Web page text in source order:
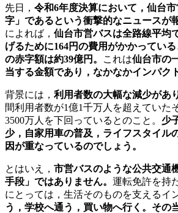
先日， 令和6年度決算において，仙台
字」であるという衝撃的なニュースが
によれば， 仙台市営バスは全路線平均
げるために164円の費用がかかってい
の赤字額は約39億円。
これは仙台市の
当する金額であり，なかなかインパク
背景には， 利用者数の大幅な減少があ
間利用者数が1億1千万人を超えていた
3500万人を下回っているとのこと。 少
少，自家用車の普及，ライフスタイル
因が重なっているのでしょう。
とはいえ， 市営バスのような公共交通
手段」ではありません。 運転免許を持
にとっては，生活そのものを支えるイ
う，学校へ通う，買い物へ行く。その